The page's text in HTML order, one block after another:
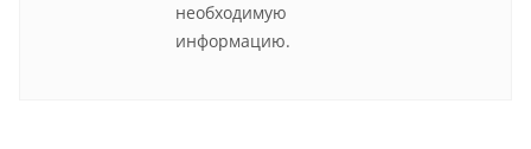
необходимую
информацию.